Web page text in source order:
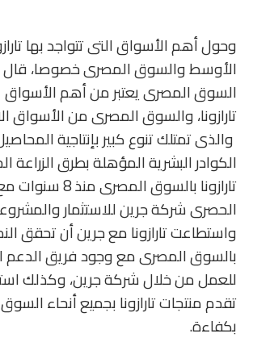
وحول أهم الأسواق التى تتواجد بها
الأوسط والسوق المصرى خصوصا، قال
السوق المصرى يعتبر من أهم الأسواق
تارازونا، والسوق المصرى من الأسواق
والذى تمتلك تنوع كبير بإنتاجية
الكوادر البشرية المؤهلة بطرق الزراعة
تارازونا بالسوق
الحصرى شركة جرين للاستثمار
واستطاعت تارازونا مع جرين أن تحقق
بالسوق المصرى مع وجود فريق الدعم
للعمل من خلال شركة جرين، وكذلك
تقدم منتجات تارازونا بجميع أنحاء
بكفاءة.